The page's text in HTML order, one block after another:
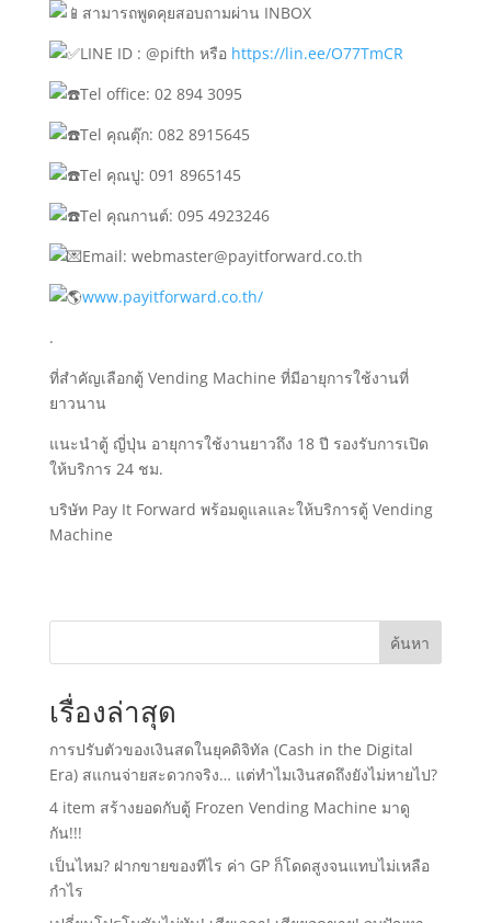
สามารถพูดคุยสอบถามผ่าน INBOX
LINE ID : @pifth หรือ https://lin.ee/O77TmCR
Tel office: 02 894 3095
Tel คุณตุ๊ก: 082 8915645
Tel คุณปู: 091 8965145
Tel คุณกานต์: 095 4923246
Email: webmaster@payitforward.co.th
www.payitforward.co.th/
.
ที่สำคัญเลือกตู้ Vending Machine ที่มีอายุการใช้งานที่
ยาวนาน
แนะนำตู้ ญี่ปุ่น อายุการใช้งานยาวถึง 18 ปี รองรับการเปิด
ให้บริการ 24 ชม.
บริษัท Pay It Forward พร้อมดูแลและให้บริการตู้ Vending
Machine
ค้นหา
เรื่องล่าสุด
การปรับตัวของเงินสดในยุคดิจิทัล (Cash in the Digital
Era) สแกนจ่ายสะดวกจริง… แต่ทำไมเงินสดถึงยังไม่หายไป?
4 item สร้างยอดกับตู้ Frozen Vending Machine มาดู
กัน!!!
เป็นไหม? ฝากขายของทีไร ค่า GP ก็โดดสูงจนแทบไม่เหลือ
กำไร